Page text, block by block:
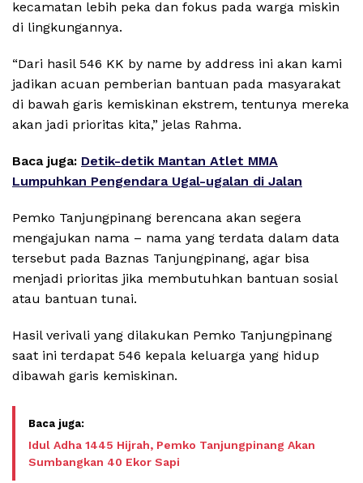
kecamatan lebih peka dan fokus pada warga miskin
di lingkungannya.
“Dari hasil 546 KK by name by address ini akan kami
jadikan acuan pemberian bantuan pada masyarakat
di bawah garis kemiskinan ekstrem, tentunya mereka
akan jadi prioritas kita,” jelas Rahma.
Baca juga: Detik-detik Mantan Atlet MMA
Lumpuhkan Pengendara Ugal-ugalan di Jalan
Pemko Tanjungpinang berencana akan segera
mengajukan nama – nama yang terdata dalam data
tersebut pada Baznas Tanjungpinang, agar bisa
menjadi prioritas jika membutuhkan bantuan sosial
atau bantuan tunai.
Hasil verivali yang dilakukan Pemko Tanjungpinang
saat ini terdapat 546 kepala keluarga yang hidup
dibawah garis kemiskinan.
Idul Adha 1445 Hijrah, Pemko Tanjungpinang Akan
Sumbangkan 40 Ekor Sapi